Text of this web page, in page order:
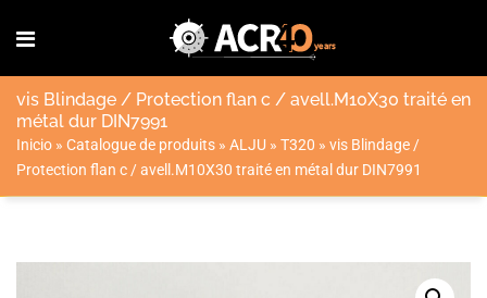
vis Blindage / Protection flan c / avell.M10X30 traité en
métal dur DIN7991
Inicio » Catalogue de produits » ALJU » T320 » vis Blindage /
Protection flan c / avell.M10X30 traité en métal dur DIN7991